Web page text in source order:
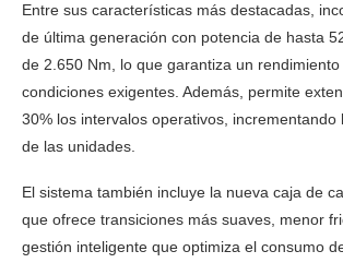
Entre sus características más destacadas,
de última generación con potencia de hasta
de 2.650 Nm, lo que garantiza un
condiciones exigentes. Además, permite
30% los intervalos operativos, incrementando
de las unidades.
El sistema también incluye la nueva caja de
que ofrece transiciones más suaves, menor
gestión inteligente que optimiza el consumo